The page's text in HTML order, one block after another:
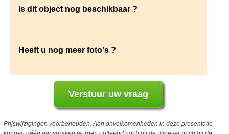
Prijswijzigingen voorbehouden. Aan onvolkomenheden in deze presentatie